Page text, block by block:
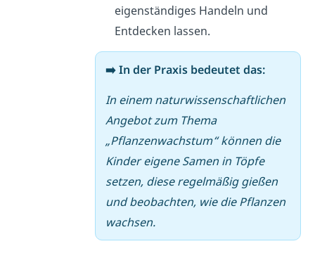
eigenständiges Handeln und
Entdecken lassen.
➡️ In der Praxis bedeutet das:
In einem naturwissenschaftlichen
Angebot zum Thema
„Pflanzenwachstum“ können die
Kinder eigene Samen in Töpfe
setzen, diese regelmäßig gießen
und beobachten, wie die Pflanzen
wachsen.